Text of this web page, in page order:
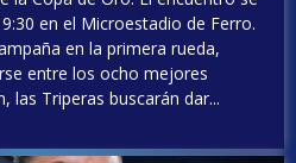
en el Microestadio de Ferro.
en la primera rueda,
entre los ocho mejores
las Triperas buscarán dar...